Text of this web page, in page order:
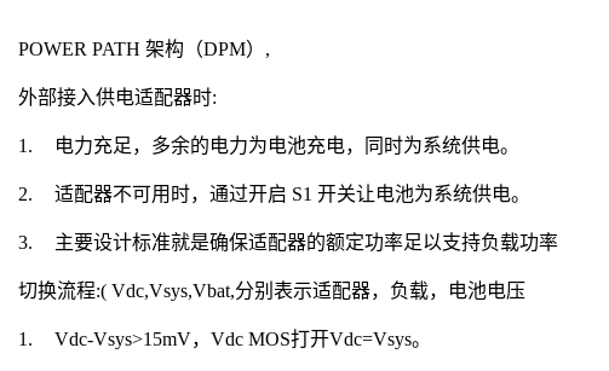
POWER PATH架构（DPM） ,
外部接入供电适配器时:
1. 电力充足，多余的电力为电池充电，同时为系统供电。
2. 适配器不可用时，通过开启 S1开关让电池为系统供电。
3. 主要设计标准就是确保适配器的额定功率足以支持负载功率
切换流程:( Vdc,Vsys,Vbat,分别表示适配器，负载，电池电压
1. Vdc-Vsys>15mV，Vdc MOS打开Vdc=Vsys。